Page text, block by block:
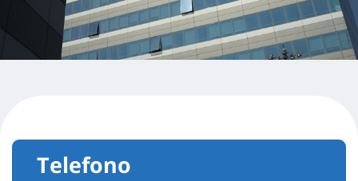
Telefono